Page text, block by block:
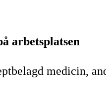
arbetsplatsen
medicin,